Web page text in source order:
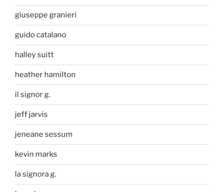
giuseppe granieri
guido catalano
halley suitt
heather hamilton
il signor g.
jeff jarvis
jeneane sessum
kevin marks
la signora g.